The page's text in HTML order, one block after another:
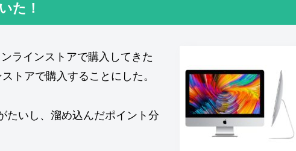
た！
ラインストアで購入してきた
トアで購入することにした。
たいし、溜め込んだポイント分